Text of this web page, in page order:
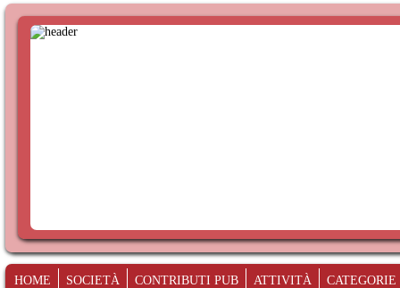
HOME SOCIETÀ CONTRIBUTI PUB ATTIVITÀ CATEGORIE